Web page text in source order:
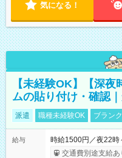
気になる！
【未経験OK】【深
ムの貼り付け・確認
派遣 職種未経験OK ブラン
給与
時給1500円／夜22時
交通費別途支給あ